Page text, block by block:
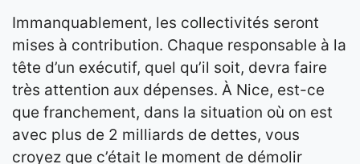
Immanquablement, les collectivités seront
mises à contribution. Chaque responsable à la
tête d’un exécutif, quel qu’il soit, devra faire
très attention aux dépenses. À Nice, est-ce
que franchement, dans la situation où on est
avec plus de 2 milliards de dettes, vous
croyez que c’était le moment de démolir